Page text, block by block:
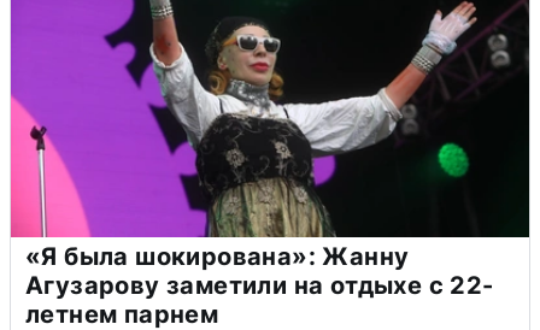
«Я была шокирована»: Жанну
Агузарову заметили на отдыхе с 22-
летнем парнем